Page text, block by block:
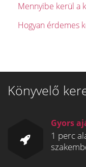
Mennyibe kerül a
Hogyan érdemes
Könyvelő
Gyors
1 perc